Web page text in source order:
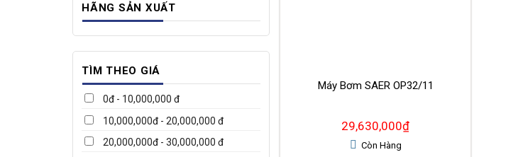
HÃNG SẢN XUẤT
TÌM THEO GIÁ
0đ - 10,000,000 đ
10,000,000đ - 20,000,000 đ
20,000,000đ - 30,000,000 đ
Máy Bơm SAER OP32/11
29,630,000₫
Còn Hàng